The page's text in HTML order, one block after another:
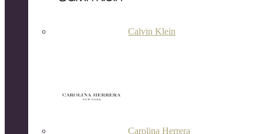
Calvin Klein
Carolina Herrera